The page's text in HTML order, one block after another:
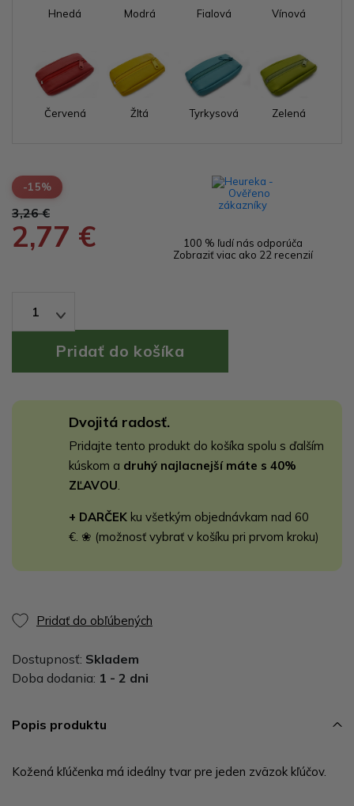
Hnedá Modrá Fialová Vínová
Červená Žltá Tyrkysová Zelená
-15%
3,26 €
2,77 €
100 % ľudí nás odporúča
Zobraziť viac ako 22 recenzií
1
Dvojitá radosť.
Pridajte tento produkt do košíka spolu s ďalším
kúskom a druhý najlacnejší máte s 40%
ZĽAVOU
+ DARČEK ku všetkým objednávkam nad 60
€. ❀ (možnosť vybrať v košíku pri prvom kroku)
Pridať do obľúbených
Dostupnosť: Skladem
Doba dodania: 1 - 2 dni
Popis produktu
Kožená kľúčenka má ideálny tvar pre jeden zväzok kľúčov.